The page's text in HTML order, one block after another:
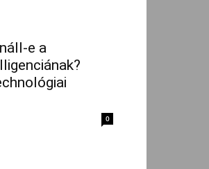
e a
0